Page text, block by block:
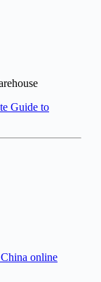
Guide to
online